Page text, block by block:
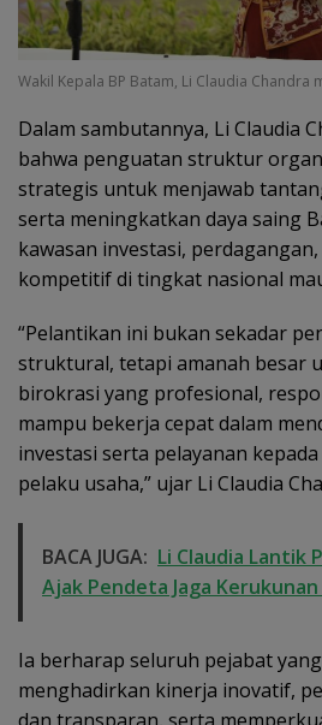
Wakil Kepala BP Batam, Li Claudia Chandra
Dalam sambutannya, Li Claudia
bahwa penguatan struktur
strategis untuk menjawab
serta meningkatkan daya saing
kawasan investasi,
kompetitif di tingkat nasional
“Pelantikan ini bukan sekadar
struktural, tetapi amanah besar
birokrasi yang profesional,
mampu bekerja cepat dalam
investasi serta pelayanan
pelaku usaha,” ujar Li Claudia
BACA JUGA: Li Claudia Lantik
Ajak Pendeta Jaga
Ia berharap seluruh pejabat
menghadirkan kinerja inovatif,